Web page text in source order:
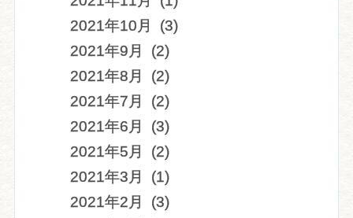
2021年10月 (3)
2021年9月 (2)
2021年8月 (2)
2021年7月 (2)
2021年6月 (3)
2021年5月 (2)
2021年3月 (1)
2021年2月 (3)